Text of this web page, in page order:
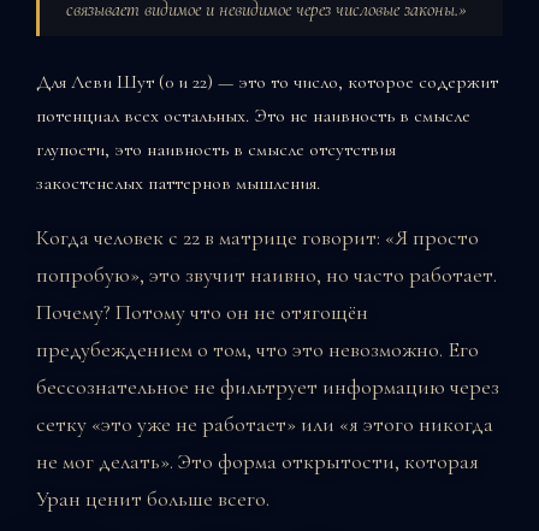
связывает видимое и невидимое через числовые законы.»
Для Леви Шут (0 и 22) — это то число, которое содержит
потенциал всех остальных. Это не наивность в смысле
глупости, это наивность в смысле отсутствия
закостенелых паттернов мышления.
Когда человек с 22 в матрице говорит: «Я просто
попробую», это звучит наивно, но часто работает.
Почему? Потому что он не отягощён
предубеждением о том, что это невозможно. Его
бессознательное не фильтрует информацию через
сетку «это уже не работает» или «я этого никогда
не мог делать». Это форма открытости, которая
Уран ценит больше всего.